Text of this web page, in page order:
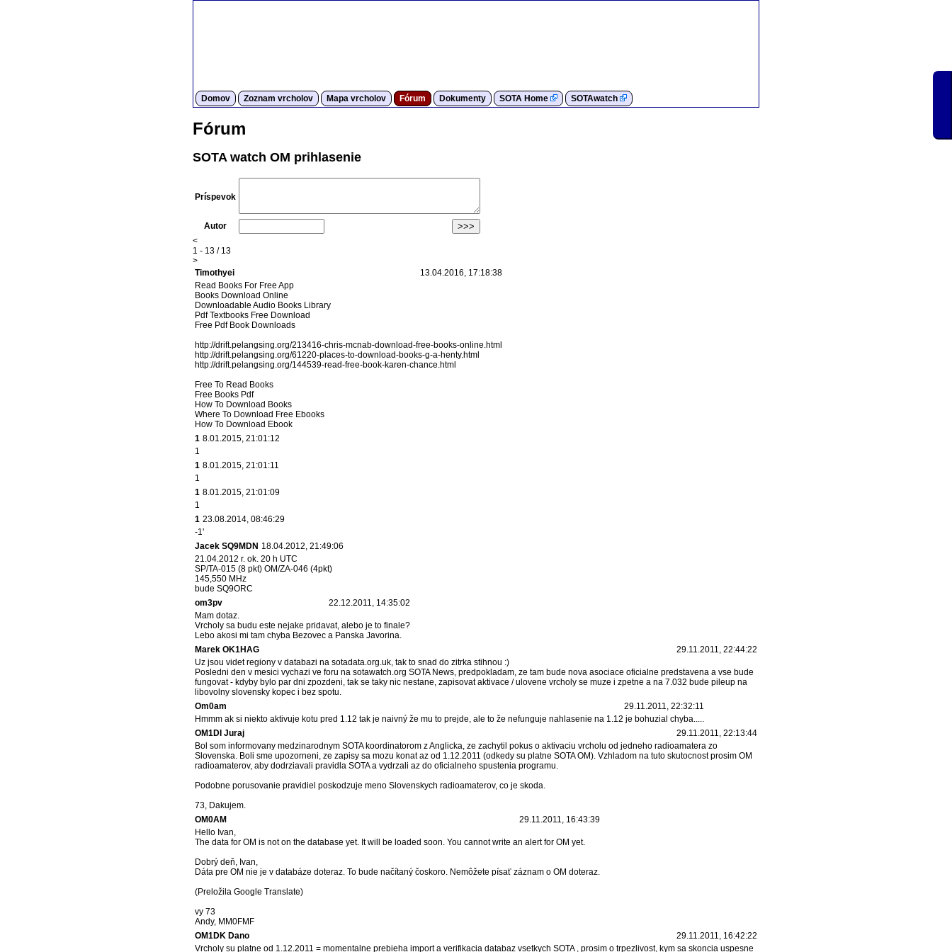
Domov Zoznam vrcholov Mapa vrcholov Fórum Dokumenty SOTA Home SOTAwatch
Fórum
SOTA watch OM prihlasenie
Príspevok
Autor
<
1 - 13 / 13
>
Timothyei
13.04.2016, 17:18:38
Read Books For Free App
Books Download Online
Downloadable Audio Books Library
Pdf Textbooks Free Download
Free Pdf Book Downloads
http://drift.pelangsing.org/213416-chris-mcnab-download-free-books-online.html
http://drift.pelangsing.org/61220-places-to-download-books-g-a-henty.html
http://drift.pelangsing.org/144539-read-free-book-karen-chance.html
Free To Read Books
Free Books Pdf
How To Download Books
Where To Download Free Ebooks
How To Download Ebook
1 8.01.2015, 21:01:12
1
1 8.01.2015, 21:01:11
1
1 8.01.2015, 21:01:09
1
1 23.08.2014, 08:46:29
-1'
Jacek SQ9MDN 18.04.2012, 21:49:06
21.04.2012 r. ok. 20 h UTC
SP/TA-015 (8 pkt) OM/ZA-046 (4pkt)
145,550 MHz
bude SQ9ORC
om3pv
22.12.2011, 14:35:02
Mam dotaz.
Vrcholy sa budu este nejake pridavat, alebo je to finale?
Lebo akosi mi tam chyba Bezovec a Panska Javorina.
Marek OK1HAG
29.11.2011, 22:44:22
Uz jsou videt regiony v databazi na sotadata.org.uk, tak to snad do zitrka stihnou :)
Posledni den v mesici vychazi ve foru na sotawatch.org SOTA News, predpokladam, ze tam bude nova asociace oficialne predstavena a vse bude
fungovat - kdyby bylo par dni zpozdeni, tak se taky nic nestane, zapisovat aktivace / ulovene vrcholy se muze i zpetne a na 7.032 bude pileup na
libovolny slovensky kopec i bez spotu.
Om0am
29.11.2011, 22:32:11
Hmmm ak si niekto aktivuje kotu pred 1.12 tak je naivný že mu to prejde, ale to že nefunguje nahlasenie na 1.12 je bohuzial chyba.....
OM1DI Juraj
29.11.2011, 22:13:44
Bol som informovany medzinarodnym SOTA koordinatorom z Anglicka, ze zachytil pokus o aktivaciu vrcholu od jedneho radioamatera zo
Slovenska. Boli sme upozorneni, ze zapisy sa mozu konat az od 1.12.2011 (odkedy su platne SOTA OM). Vzhladom na tuto skutocnost prosim OM
radioamaterov, aby dodrziavali pravidla SOTA a vydrzali az do oficialneho spustenia programu.
Podobne porusovanie pravidiel poskodzuje meno Slovenskych radioamaterov, co je skoda.
73, Dakujem.
OM0AM
29.11.2011, 16:43:39
Hello Ivan,
The data for OM is not on the database yet. It will be loaded soon. You cannot write an alert for OM yet.
Dobrý deň, Ivan,
Dáta pre OM nie je v databáze doteraz. To bude načítaný čoskoro. Nemôžete písať záznam o OM doteraz.
(Preložila Google Translate)
vy 73
Andy, MM0FMF
OM1DK Dano
29.11.2011, 16:42:22
Vrcholy su platne od 1.12.2011 = momentalne prebieha import a verifikacia databaz vsetkych SOTA , prosim o trpezlivost, kym sa skoncia uspesne